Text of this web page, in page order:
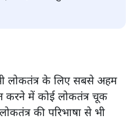
लोकतंत्र के लिए सबसे अहम
करने में कोई लोकतंत्र चूक
की परिभाषा से भी